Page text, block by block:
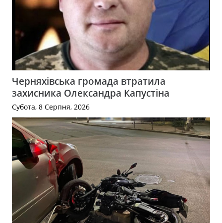
Черняхівська громада втратила
захисника Олександра Капустіна
Субота, 8 Серпня, 2026